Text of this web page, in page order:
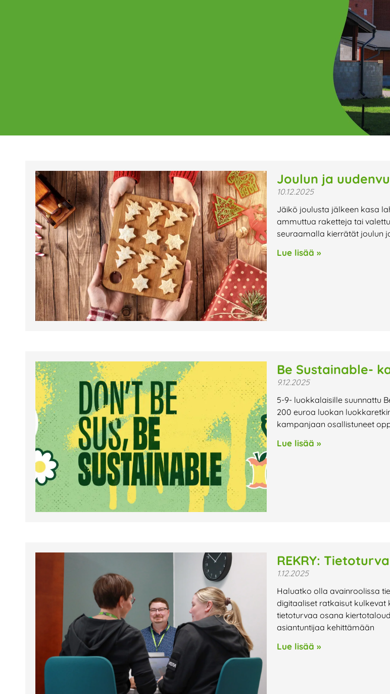
Ajankohtaista
Tältä sivulta löydät Vestian ajankohtaiset uutiset,
mahdolliset poikkeukset aukioloajoissa ja lähiaikojen
tapahtumat.
Joulun ja
10.12.2025
Jäikö joulusta jälkeen kasa
ammuttua raketteja tai
seuraamalla kierrätät joulun
Lue lisää »
Be Sustainable-
9.12.2025
5-9- luokkalaisille suunnattu
200 euroa luokan
kampanjaan osallistuneet
Lue lisää »
REKRY:
1.12.2025
Haluatko olla avainroolissa
digitaaliset ratkaisut kulkevat
tietoturvaa osana
asiantuntijaa kehittämään
Lue lisää »
PagePagePagePagePage